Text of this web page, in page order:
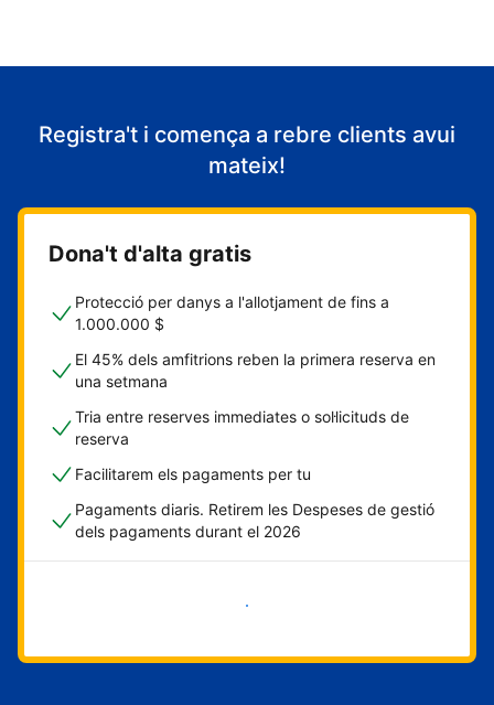
Registra't i comença a rebre clients avui
mateix!
Dona't d'alta gratis
Protecció per danys a l'allotjament de fins a
1.000.000 $
El 45% dels amfitrions reben la primera reserva en
una setmana
Tria entre reserves immediates o sol·licituds de
reserva
Facilitarem els pagaments per tu
Pagaments diaris. Retirem les Despeses de gestió
dels pagaments durant el 2026
Comença ara